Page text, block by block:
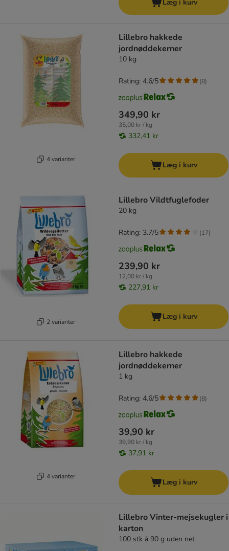
Læg i kurv
4 varianter
Lillebro hakkede
jordnøddekerner
10 kg
349,90 kr
35,00 kr / kg
332,41 kr
Rating: 4.6/5 (8)
Læg i kurv
2 varianter
Lillebro Vildtfuglefoder
20 kg
239,90 kr
12,00 kr / kg
227,91 kr
Rating: 3.7/5 (17)
Læg i kurv
4 varianter
Lillebro hakkede
jordnøddekerner
1 kg
39,90 kr
39,90 kr / kg
37,91 kr
Rating: 4.6/5 (8)
Læg i kurv
Lillebro Vinter-mejsekugler i
karton
100 stk à 90 g uden net